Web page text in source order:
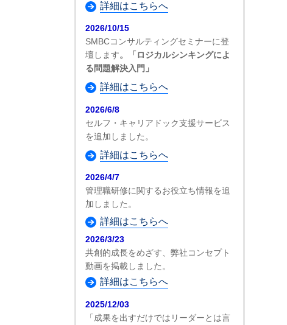
詳細はこちらへ
2026/10/15
SMBCコンサルティングセミナーに登
壇します。「ロジカルシンキングによ
る問題解決入門」
詳細はこちらへ
2026/6/8
セルフ・キャリアドック支援サービス
を追加しました。
詳細はこちらへ
2026/4/7
管理職研修に関するお役立ち情報を追
加しました。
詳細はこちらへ
2026/3/23
共創的成長をめざす、弊社コンセプト
動画を掲載しました。
詳細はこちらへ
2025/12/03
「成果を出すだけではリーダーとは言